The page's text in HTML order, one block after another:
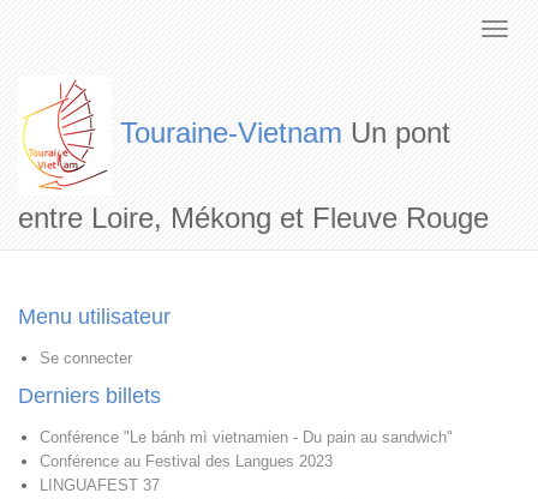
Touraine-Vietnam Un pont
entre Loire, Mékong et Fleuve Rouge
Menu utilisateur
Se connecter
Derniers billets
Conférence "Le bánh mì vietnamien - Du pain au sandwich"
Conférence au Festival des Langues 2023
LINGUAFEST 37